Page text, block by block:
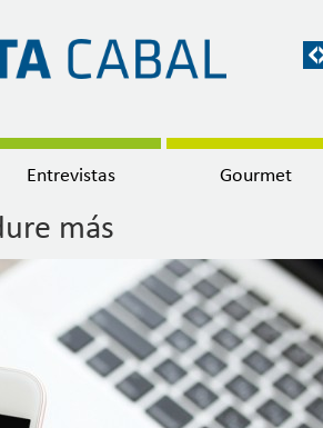
Entrevistas Gourmet
más